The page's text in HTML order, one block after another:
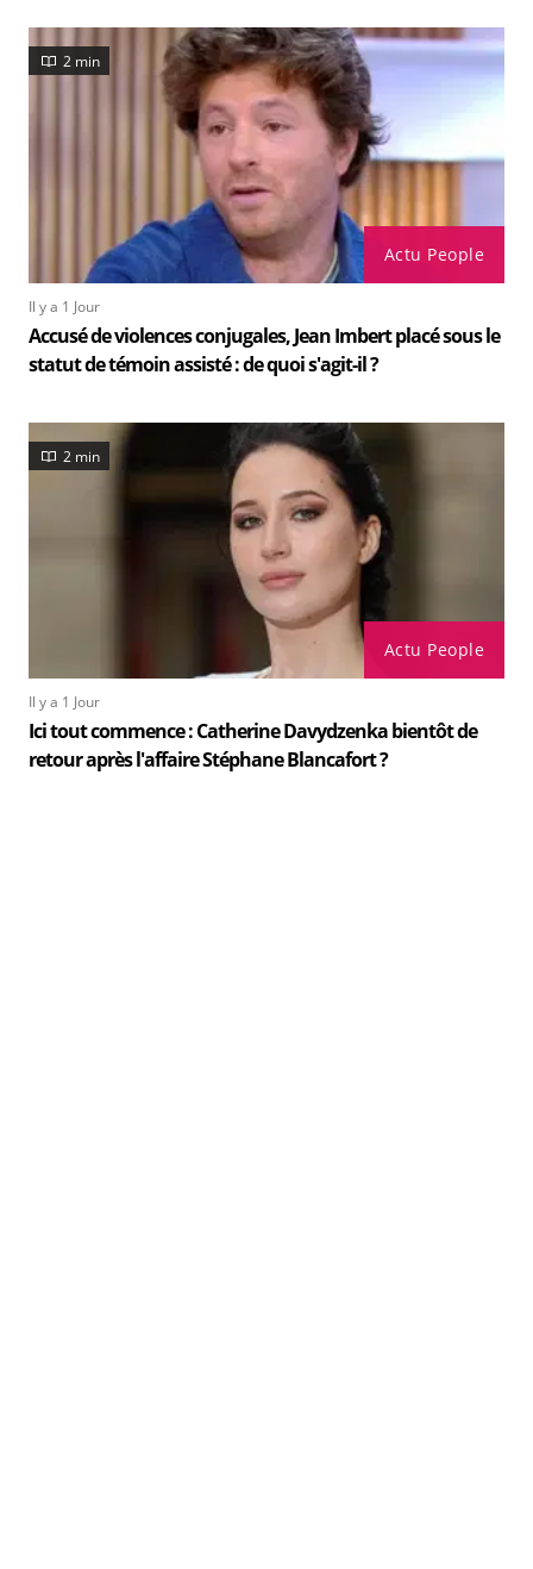
Actu People
2 min
Il y a 1 Jour
Accusé de violences conjugales, Jean Imbert placé sous le
statut de témoin assisté : de quoi s'agit-il ?
Actu People
2 min
Il y a 1 Jour
Ici tout commence : Catherine Davydzenka bientôt de
retour après l'affaire Stéphane Blancafort ?